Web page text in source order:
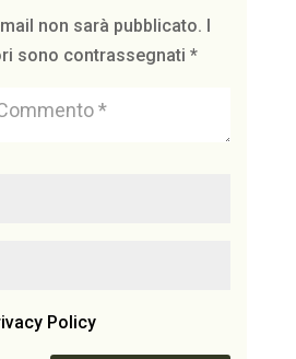
non sarà pubblicato. I
sono contrassegnati *
Policy